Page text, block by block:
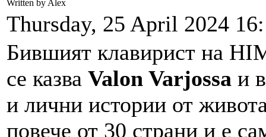
Written by Alex
Thursday, 25 April 2024
Бившият клавирист на
се казва Valon Varjossa и
и лични истории от
повече от 30 страни и е